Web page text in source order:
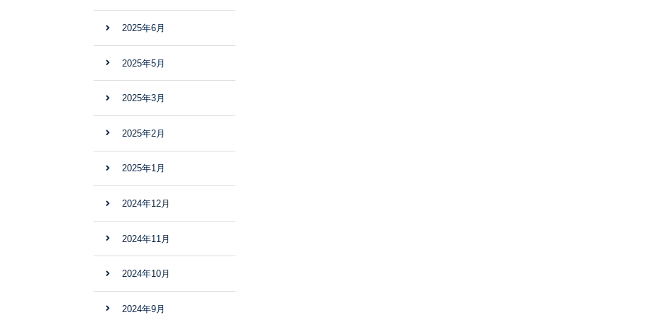
2025年6月
2025年5月
2025年3月
2025年2月
2025年1月
2024年12月
2024年11月
2024年10月
2024年9月